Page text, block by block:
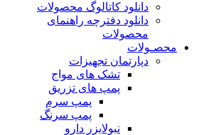
دانلود کاتالوگ محصولات
دانلود دفترچه راهنمای
محصولات
محصـولات
دپارتمان تجهیزات
تشک های مواج
پمپ های تزریق
پمپ سرم
پمپ سرنگ
نبولایزر دارو